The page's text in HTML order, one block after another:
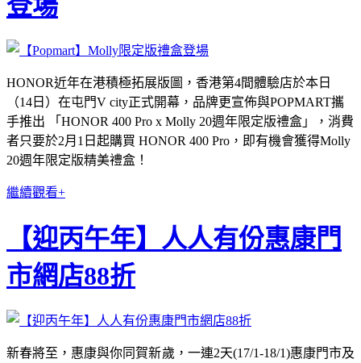
登場
HONOR近年在港積極拓展版圖，香港第4間體驗店於本日
（14日）在屯門V city正式開幕，品牌更宣佈與POPMART攜
手推出 「HONOR 400 Pro x Molly 20週年限定版禮盒」，消費
者只要於2月1日起購買 HONOR 400 Pro，即有機會獲得Molly
20週年限定版精美禮盒！
繼續觀看+
【迎丙午年】人人有份惠康門
市網店88折
新春將至，惠康與你同賀新歲，一連2天(17/1-18/1)惠康門市及